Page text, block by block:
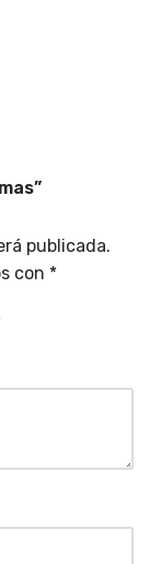
publicada.
con *